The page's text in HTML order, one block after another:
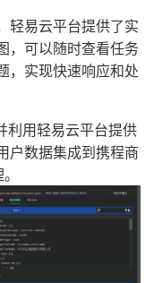
轻易云平台提供了实
，可以随时查看任务
，实现快速响应和处
利用轻易云平台提供
户数据集成到携程商